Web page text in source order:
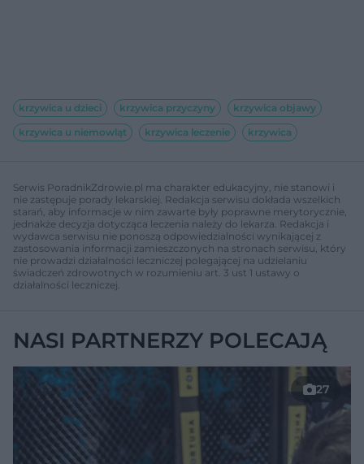
krzywica u dzieci krzywica przyczyny
krzywica objawy
krzywica u niemowląt
krzywica leczenie krzywica
Serwis PoradnikZdrowie.pl ma charakter edukacyjny, nie stanowi i
nie zastępuje porady lekarskiej. Redakcja serwisu dokłada wszelkich
starań, aby informacje w nim zawarte były poprawne merytorycznie,
jednakże decyzja dotycząca leczenia należy do lekarza. Redakcja i
wydawca serwisu nie ponoszą odpowiedzialności wynikającej z
zastosowania informacji zamieszczonych na stronach serwisu, który
nie prowadzi działalności leczniczej polegającej na udzielaniu
świadczeń zdrowotnych w rozumieniu art. 3 ust 1 ustawy o
działalności leczniczej.
NASI PARTNERZY POLECAJĄ
27